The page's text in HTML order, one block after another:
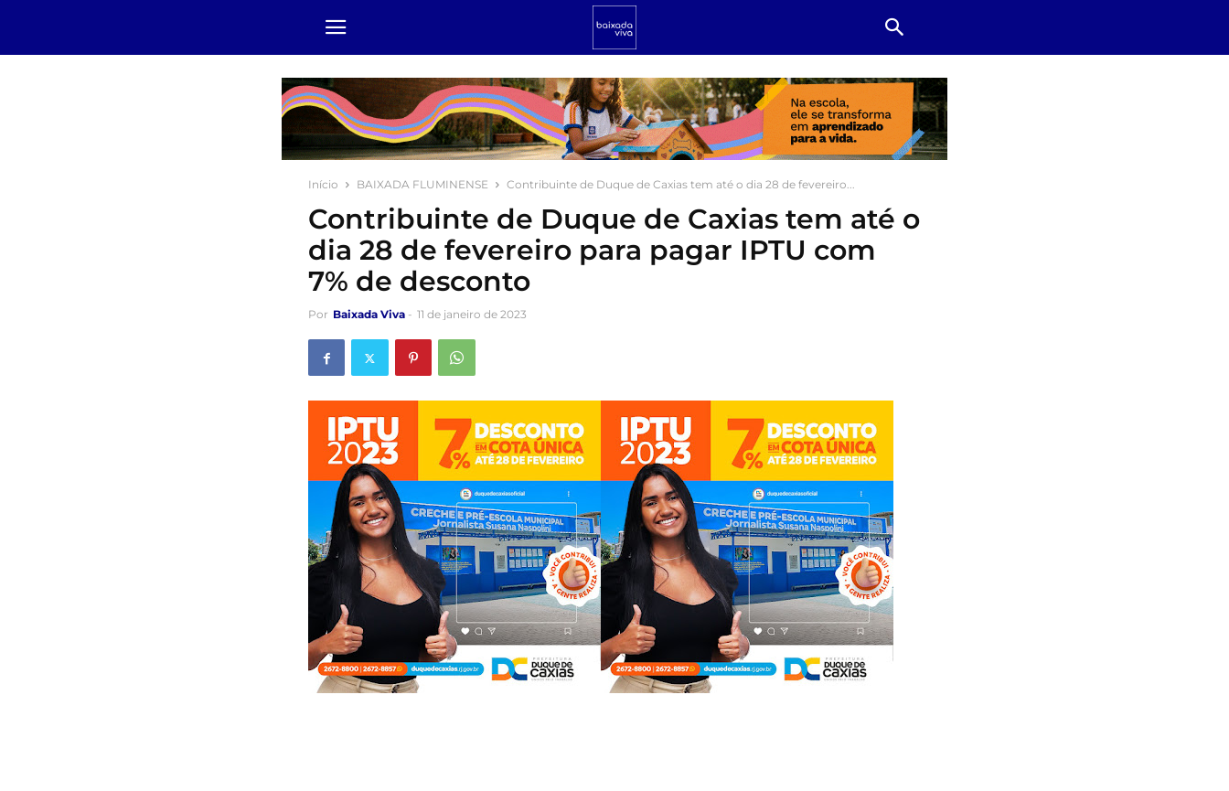
Início BAIXADA FLUMINENSE Contribuinte de Duque de Caxias tem até o dia 28 de fevereiro...
Contribuinte de Duque de Caxias tem até o
dia 28 de fevereiro para pagar IPTU com
7% de desconto
Por Baixada Viva - 11 de janeiro de 2023